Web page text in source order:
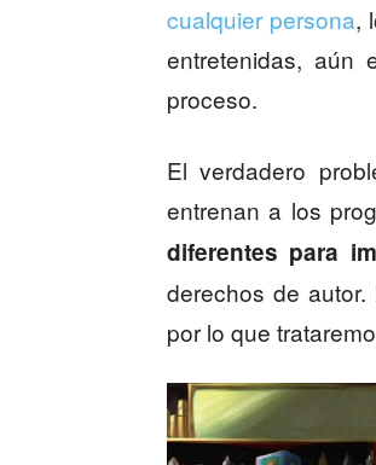
cualquier persona,
entretenidas, aún
proceso.
El verdadero
entrenan a los
diferentes para
derechos de
por lo que